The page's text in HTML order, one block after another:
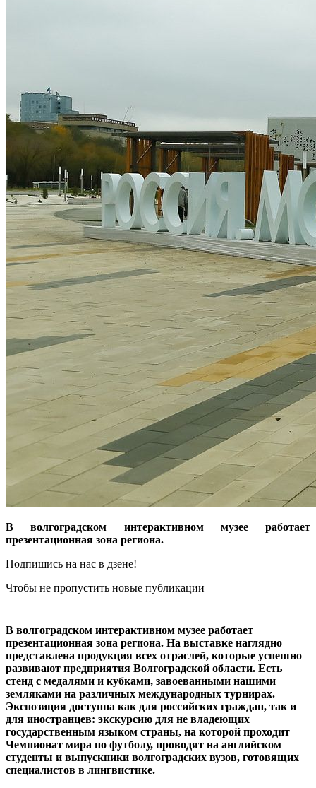
В волгоградском интерактивном музее работает
презентационная зона региона.
Подпишись на нас в дзене!
Чтобы не пропустить новые публикации
В волгоградском интерактивном музее работает
презентационная зона региона. На выставке наглядно
представлена продукция всех отраслей, которые успешно
развивают предприятия Волгоградской области. Есть
стенд с медалями и кубками, завоеванными нашими
земляками на различных международных турнирах.
Экспозиция доступна как для российских граждан, так и
для иностранцев: экскурсию для не владеющих
государственным языком страны, на которой проходит
Чемпионат мира по футболу, проводят на английском
студенты и выпускники волгоградских вузов, готовящих
специалистов в лингвистике.